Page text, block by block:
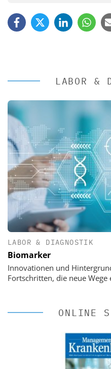
LABOR &
LABOR & DIAGNOSTIK
Biomarker
Innovationen und
Fortschritten, die neue Wege
ONLINE